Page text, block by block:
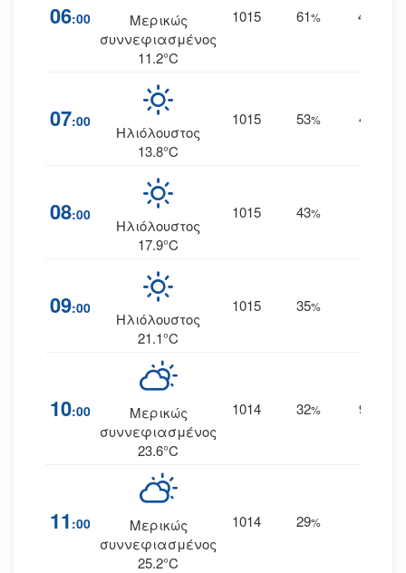
06:00
Μερικώς
συννεφιασμένος
11.2°C
1015 61% 4
07:00
Ηλιόλουστος
13.8°C
1015 53% 4
08:00
Ηλιόλουστος
17.9°C
1015 43%
09:00
Ηλιόλουστος
21.1°C
1015 35%
10:00
Μερικώς
συννεφιασμένος
23.6°C
1014 32% 9
11 :00
Μερικώς
συννεφιασμένος
25.2°C
1014 29%